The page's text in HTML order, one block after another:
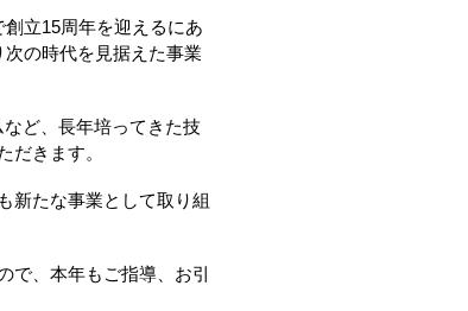
立15周年を迎えるにあ
の時代を見据えた事業
ど、長年培ってきた技
だきます。
新たな事業として取り組
で、本年もご指導、お引